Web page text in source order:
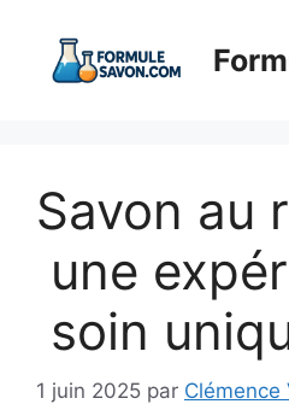
contenu
Savon au
une
soin
1 juin 2025 par Clémence